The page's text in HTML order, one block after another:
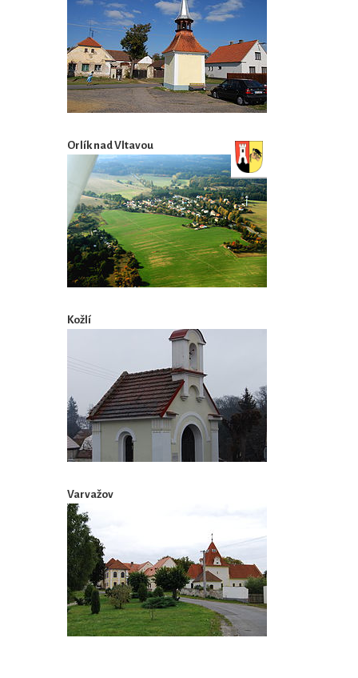
Orlík nad Vltavou
Kožlí
Varvažov